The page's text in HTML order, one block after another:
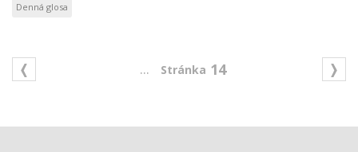
Denná glosa
... 14